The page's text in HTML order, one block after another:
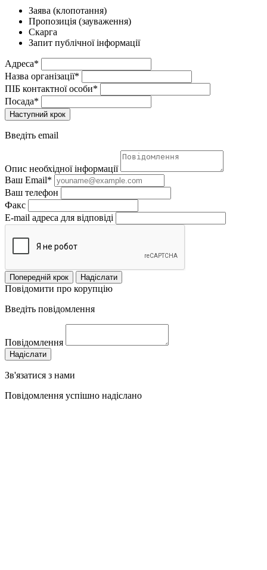
Заява (клопотання)
Пропозиція (зауваження)
Скарга
Запит публічної інформації
Адреса*
Назва організації*
ПІБ контактної особи*
Посада*
Наступний крок
Введіть email
Опис необхідної інформації
Ваш Email*
Ваш телефон
Факс
E-mail адреса для відповіді
Попередній крок Надіслати
Повідомити про корупцію
Введіть повідомлення
Повідомлення
Надіслати
Зв'язатися з нами
Повідомлення успішно надіслано